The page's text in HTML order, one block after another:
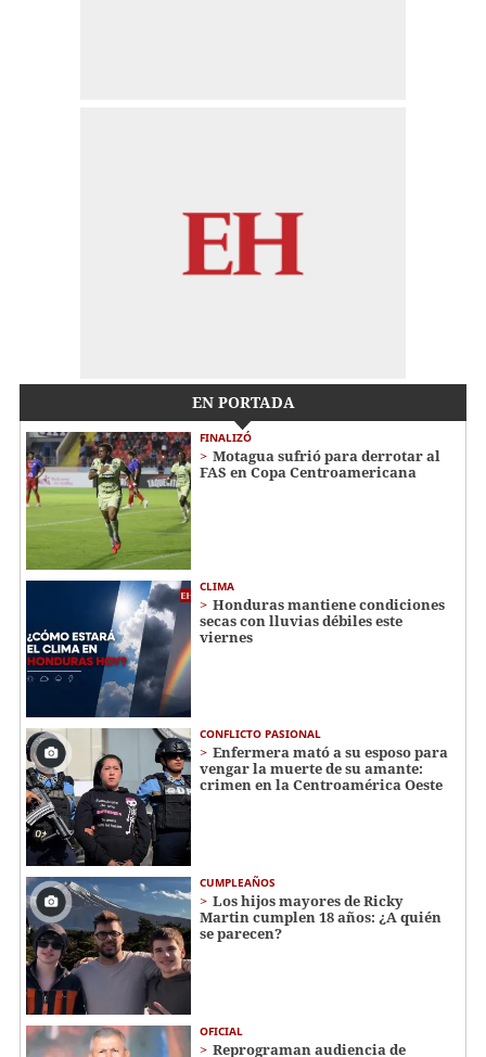
EN PORTADA
FINALIZÓ
Motagua sufrió para derrotar al
FAS en Copa Centroamericana
CLIMA
Honduras mantiene condiciones
secas con lluvias débiles este
viernes
CONFLICTO PASIONAL
Enfermera mató a su esposo para
vengar la muerte de su amante:
crimen en la Centroamérica Oeste
CUMPLEAÑOS
Los hijos mayores de Ricky
Martin cumplen 18 años: ¿A quién
se parecen?
OFICIAL
Reprograman audiencia de